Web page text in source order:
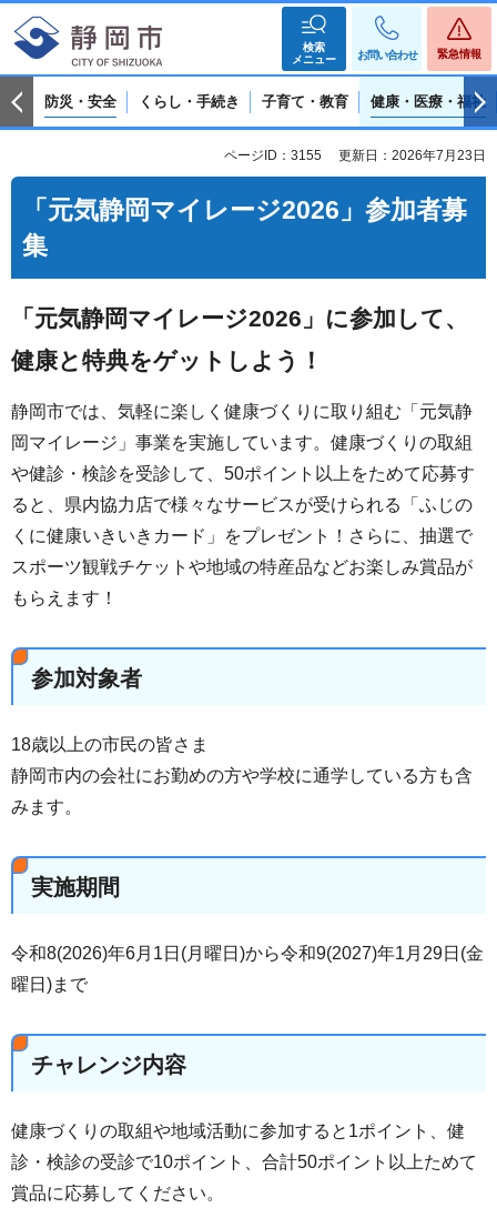
検索
メニュー
お問い合わせ 緊急情報
防災・安全 くらし・手続き 子育て・教育 健康・医療・福祉
ページID：3155 更新日：2026年7月23日
「元気静岡マイレージ2026」参加者募
集
「元気静岡マイレージ2026」に参加して、
健康と特典をゲットしよう！
静岡市では、気軽に楽しく健康づくりに取り組む「元気静
岡マイレージ」事業を実施しています。健康づくりの取組
や健診・検診を受診して、50ポイント以上をためて応募す
ると、県内協力店で様々なサービスが受けられる「ふじの
くに健康いきいきカード」をプレゼント！さらに、抽選で
スポーツ観戦チケットや地域の特産品などお楽しみ賞品が
もらえます！
参加対象者
18歳以上の市民の皆さま
静岡市内の会社にお勤めの方や学校に通学している方も含
みます。
実施期間
令和8(2026)年6月1日(月曜日)から令和9(2027)年1月29日(金
曜日)まで
チャレンジ内容
健康づくりの取組や地域活動に参加すると1ポイント、健
診・検診の受診で10ポイント、合計50ポイント以上ためて
賞品に応募してください。